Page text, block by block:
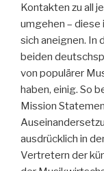
Kontakten zu all
umgehen –
sich aneignen. In
beiden
von populärer
haben, einig. So
Mission
ausdrücklich in
Vertretern der